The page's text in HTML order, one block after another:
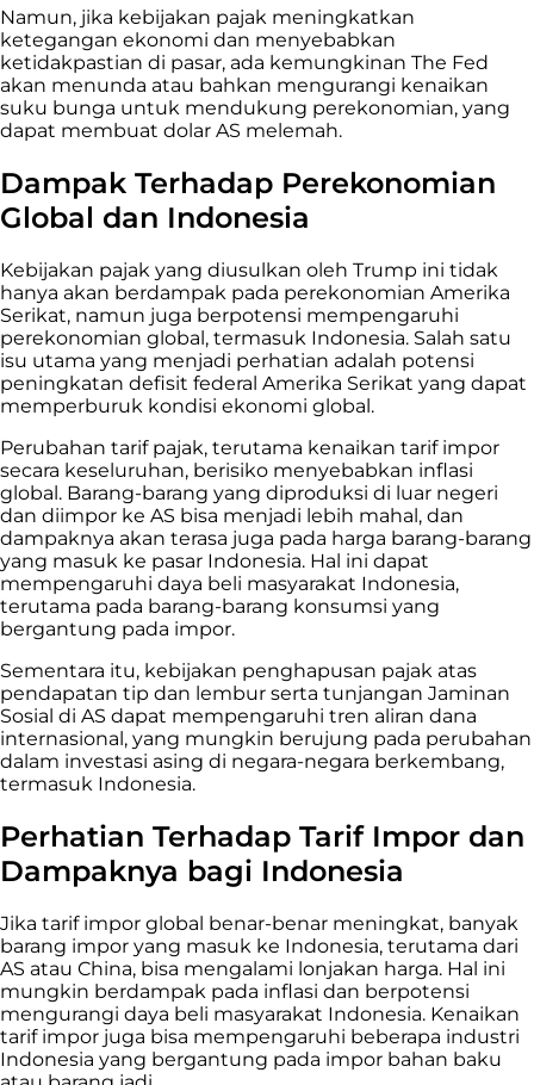
Namun, jika kebijakan pajak meningkatkan
ketegangan ekonomi dan menyebabkan
ketidakpastian di pasar, ada kemungkinan The Fed
akan menunda atau bahkan mengurangi kenaikan
suku bunga untuk mendukung perekonomian, yang
dapat membuat dolar AS melemah.
Dampak Terhadap Perekonomian
Global dan Indonesia
Kebijakan pajak yang diusulkan oleh Trump ini tidak
hanya akan berdampak pada perekonomian Amerika
Serikat, namun juga berpotensi mempengaruhi
perekonomian global, termasuk Indonesia. Salah satu
isu utama yang menjadi perhatian adalah potensi
peningkatan defisit federal Amerika Serikat yang dapat
memperburuk kondisi ekonomi global.
Perubahan tarif pajak, terutama kenaikan tarif impor
secara keseluruhan, berisiko menyebabkan inflasi
global. Barang-barang yang diproduksi di luar negeri
dan diimpor ke AS bisa menjadi lebih mahal, dan
dampaknya akan terasa juga pada harga barang-barang
yang masuk ke pasar Indonesia. Hal ini dapat
mempengaruhi daya beli masyarakat Indonesia,
terutama pada barang-barang konsumsi yang
bergantung pada impor.
Sementara itu, kebijakan penghapusan pajak atas
pendapatan tip dan lembur serta tunjangan Jaminan
Sosial di AS dapat mempengaruhi tren aliran dana
internasional, yang mungkin berujung pada perubahan
dalam investasi asing di negara-negara berkembang,
termasuk Indonesia.
Perhatian Terhadap Tarif Impor dan
Dampaknya bagi Indonesia
Jika tarif impor global benar-benar meningkat, banyak
barang impor yang masuk ke Indonesia, terutama dari
AS atau China, bisa mengalami lonjakan harga. Hal ini
mungkin berdampak pada inflasi dan berpotensi
mengurangi daya beli masyarakat Indonesia. Kenaikan
tarif impor juga bisa mempengaruhi beberapa industri
Indonesia yang bergantung pada impor bahan baku